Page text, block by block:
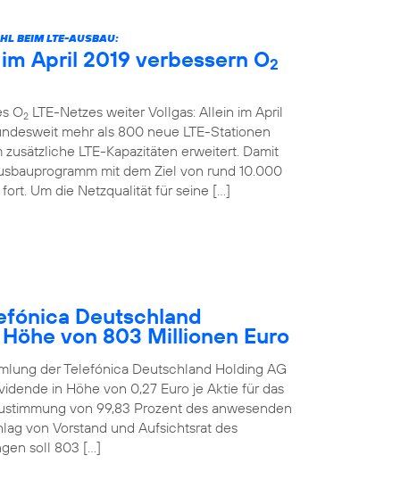
BEIM LTE-AUSBAU:
April 2019 verbessern O2
O2 LTE-Netzes weiter Vollgas: Allein im April
mehr als 800 neue LTE-Stationen
LTE-Kapazitäten erweitert. Damit
mit dem Ziel von rund 10.000
Um die Netzqualität für seine […]
Deutschland
von 803 Millionen Euro
der Telefónica Deutschland Holding AG
in Höhe von 0,27 Euro je Aktie für das
von 99,83 Prozent des anwesenden
von Vorstand und Aufsichtsrat des
soll 803 […]